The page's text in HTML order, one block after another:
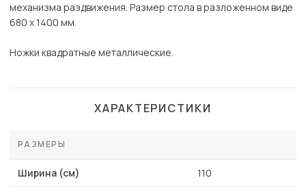
механизма раздвижения. Размер стола в разложенном виде
680 х 1400 мм.
Ножки квадратные металлические.
ХАРАКТЕРИСТИКИ
РАЗМЕРЫ
Ширина (см) 110